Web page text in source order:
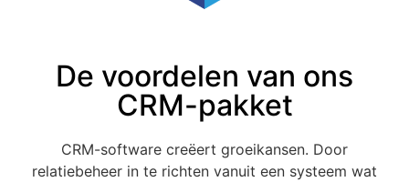
De voordelen van ons
CRM-pakket
CRM-software creëert groeikansen. Door
relatiebeheer in te richten vanuit een systeem wat